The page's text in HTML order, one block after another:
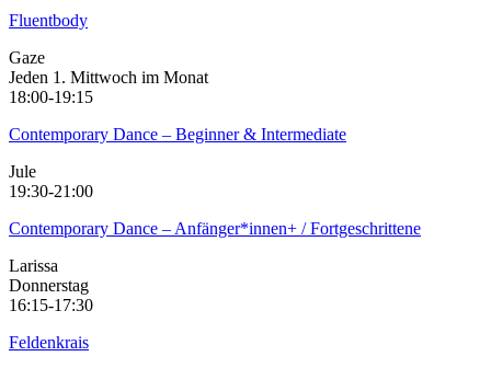
Fluentbody
Gaze
Jeden 1. Mittwoch im Monat
18:00-19:15
Contemporary Dance – Beginner & Intermediate
Jule
19:30-21:00
Contemporary Dance – Anfänger*innen+ / Fortgeschrittene
Larissa
Donnerstag
16:15-17:30
Feldenkrais